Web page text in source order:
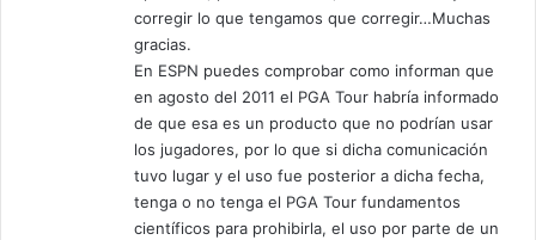
corregir lo que tengamos que corregir…Muchas
gracias.
En ESPN puedes comprobar como informan que
en agosto del 2011 el PGA Tour habría informado
de que esa es un producto que no podrían usar
los jugadores, por lo que si dicha comunicación
tuvo lugar y el uso fue posterior a dicha fecha,
tenga o no tenga el PGA Tour fundamentos
científicos para prohibirla, el uso por parte de un